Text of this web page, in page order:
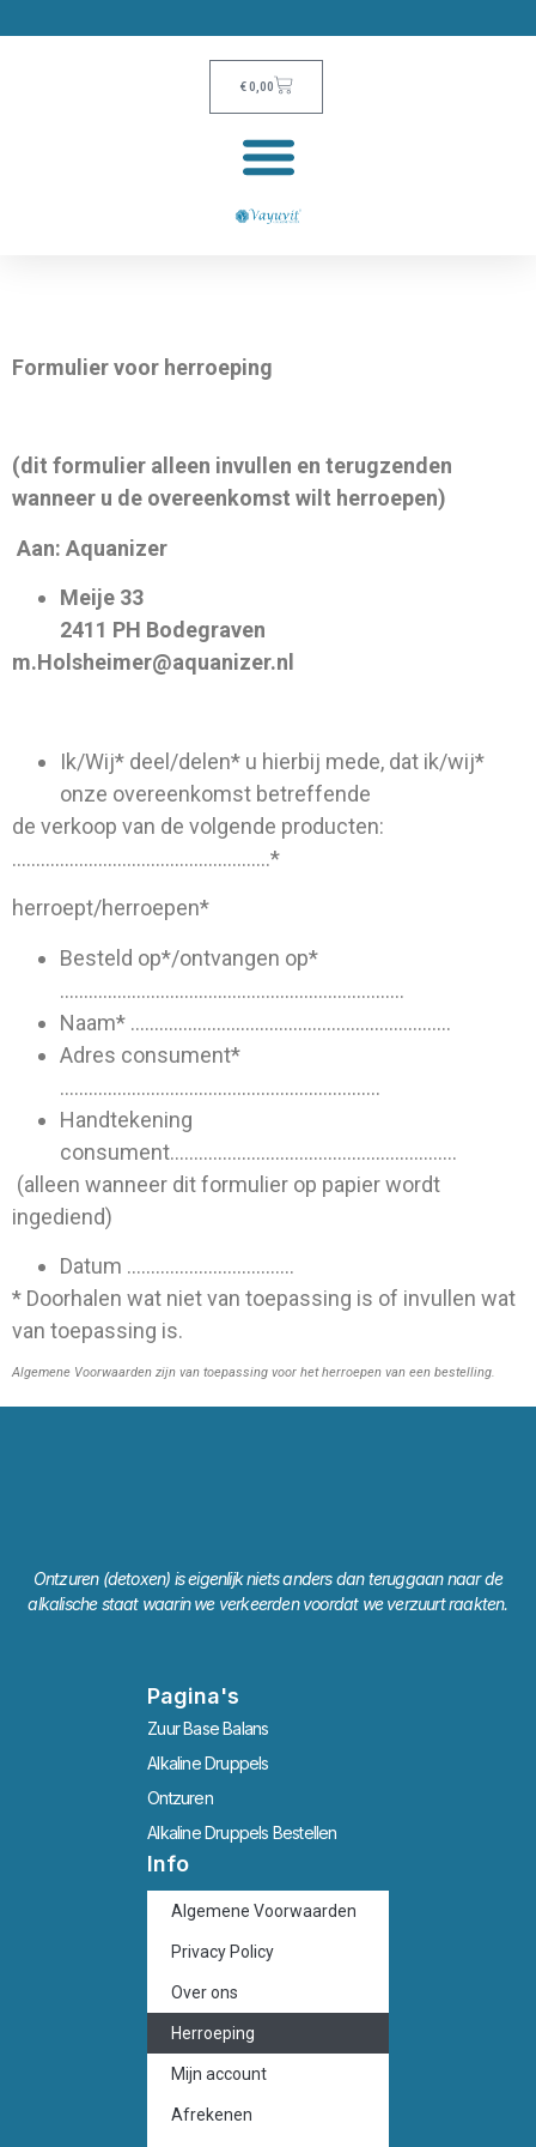
€0,00
Formulier voor herroeping
(dit formulier alleen invullen en terugzenden
wanneer u de overeenkomst wilt herroepen)
Aan: Aquanizer
Meije 33
2411 PH Bodegraven
m.Holsheimer@aquanizer.nl
Ik/Wij* deel/delen* u hierbij mede, dat ik/wij*
onze overeenkomst betreffende
de verkoop van de volgende producten:
………………………………………………*
herroept/herroepen*
Besteld op*/ontvangen op*
………………………………………………………………
Naam* ………………………………………………………….
Adres consument*
………………………………………………………….
Handtekening
consument……………………………………………………
(alleen wanneer dit formulier op papier wordt
ingediend)
Datum ……………………………..
* Doorhalen wat niet van toepassing is of invullen wat
van toepassing is.
Algemene Voorwaarden zijn van toepassing voor het herroepen van een bestelling.
Ontzuren (detoxen) is eigenlijk niets anders dan teruggaan naar de
alkalische staat waarin we verkeerden voordat we verzuurt raakten.
Pagina's
Zuur Base Balans
Alkaline Druppels
Ontzuren
Alkaline Druppels Bestellen
Info
Algemene Voorwaarden
Privacy Policy
Over ons
Herroeping
Mijn account
Afrekenen